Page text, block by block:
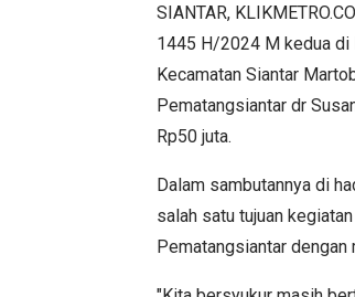
SIANTAR,
1445 H/2024 M kedua di
Kecamatan Siantar
Pematangsiantar dr
Rp50 juta.
Dalam sambutannya di
salah satu tujuan
Pematangsiantar dengan